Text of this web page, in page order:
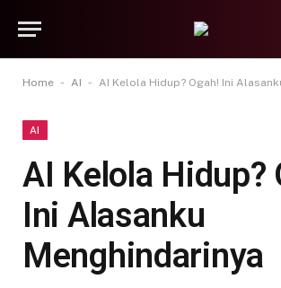
Home - AI - AI Kelola Hidup? Ogah! Ini
AI
AI Kelola Hidup?
Ini Alasanku
Menghindarinya